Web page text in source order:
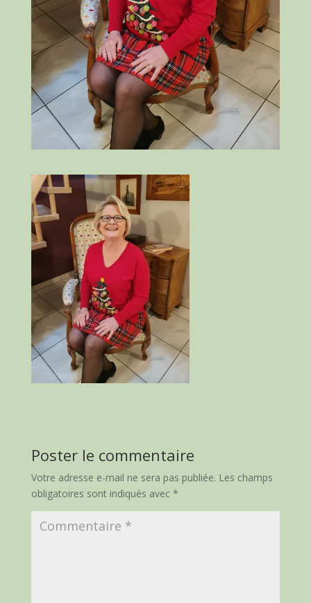
Poster le commentaire
Votre adresse e-mail ne sera pas publiée. Les champs
obligatoires sont indiqués avec *